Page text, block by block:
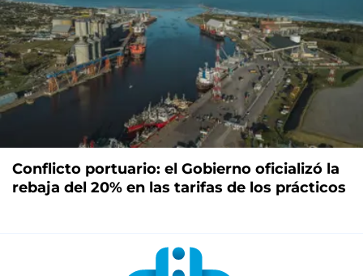
Conflicto portuario: el Gobierno oficializó la
rebaja del 20% en las tarifas de los prácticos